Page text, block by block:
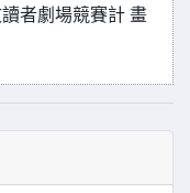
者劇場競賽計 畫